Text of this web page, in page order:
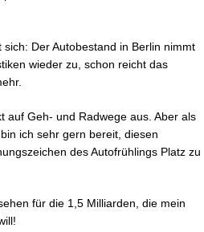
Der Autobestand in Berlin nimmt
wieder zu, schon reicht das
auf Geh- und Radwege aus. Aber als
ich sehr gern bereit, diesen
des Autofrühlings Platz zu
für die 1,5 Milliarden, die mein